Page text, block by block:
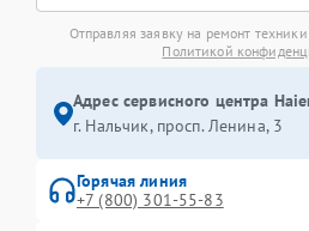
Отправляя заявку на ремонт
Политикой
Адрес сервисного центра
г. Нальчик, просп. Ленина, 3
Горячая линия
+7 (800) 301-55-83